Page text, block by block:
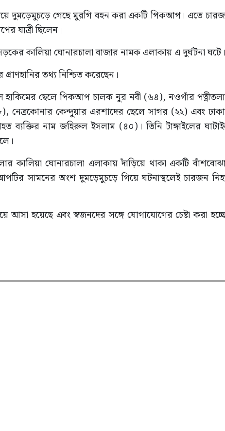
দিয়ে দুমড়েমুচড়ে গেছে মুরগি বহন করা একটি পিকআপ। এতে
যাত্রী ছিলেন।
কালিয়া ঘোনারচালা বাজার নামক এলাকায় এ দুর্ঘটনা ঘটে।
তথ্য নিশ্চিত করেছেন।
ছেলে পিকআপ চালক নুর নবী (৬৪), নওগাঁর
কেন্দুয়ার এরশাদের ছেলে সাগর (২২) এবং
নাম জহিরুল ইসলাম (৪০)। তিনি টাঙ্গাইলের
কালিয়া ঘোনারচালা এলাকায় দাঁড়িয়ে থাকা একটি
সামনের অংশ দুমড়েমুচড়ে গিয়ে ঘটনাস্থলেই চারজন
হয়েছে এবং স্বজনদের সঙ্গে যোগাযোগের চেষ্টা করা